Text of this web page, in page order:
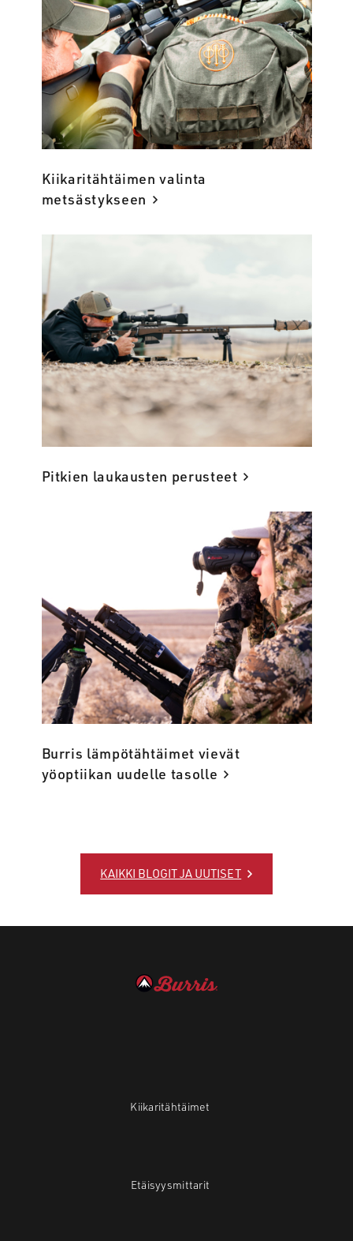
Kiikaritähtäimen valinta
metsästykseen
Pitkien laukausten perusteet
Burris lämpötähtäimet vievät
yöoptiikan uudelle tasolle
KAIKKI BLOGIT JA UUTISET
Kiikaritähtäimet
Etäisyysmittarit